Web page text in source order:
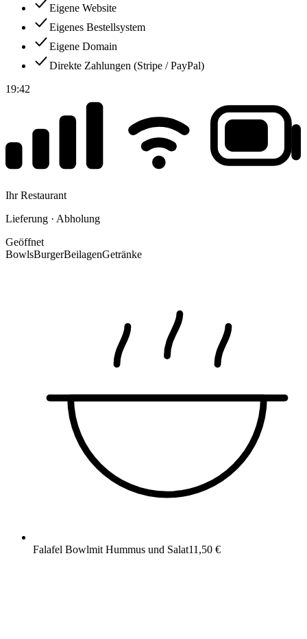
Eigene Website
Eigenes Bestellsystem
Eigene Domain
Direkte Zahlungen (Stripe / PayPal)
19:42
Ihr Restaurant
Lieferung · Abholung
Geöffnet
BowlsBurgerBeilagenGetränke
Falafel Bowlmit Hummus und Salat11,50 €